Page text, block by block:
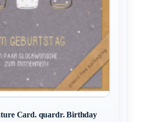
Card. quardr. Birthday